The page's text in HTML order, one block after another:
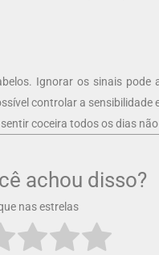
Ignorar os sinais pode
controlar a sensibilidade
coceira todos os dias
achou disso?
nas estrelas